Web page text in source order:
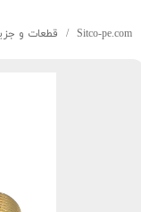
Sitco-pe.com قطعات و